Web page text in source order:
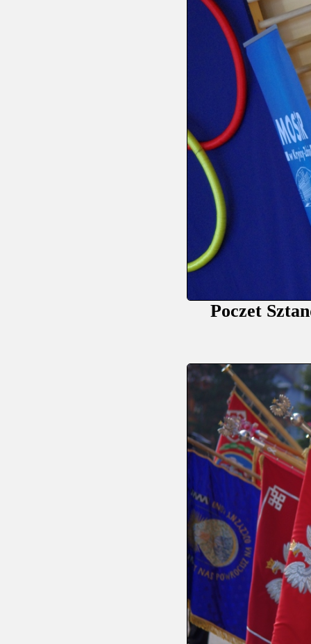
Poczet